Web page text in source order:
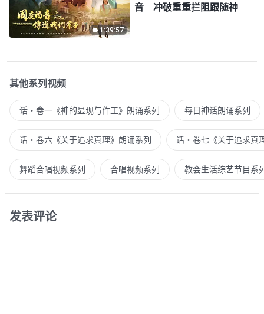
1:39:57
音 冲破重重拦阻跟随神
其他系列视频
话・卷一《神的显现与作工》朗诵系列 每日神话朗诵系列
话・卷六《关于追求真理》朗诵系列 话・卷七《关于追求真
舞蹈合唱视频系列 合唱视频系列 教会生活综艺节目系
发表评论